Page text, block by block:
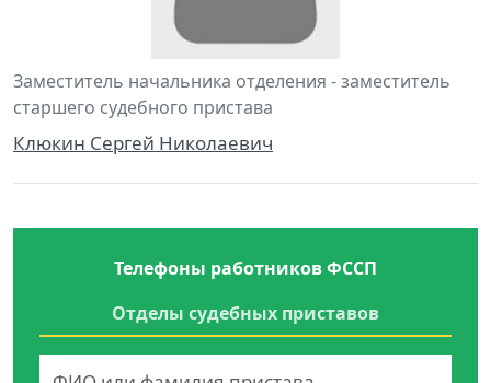
Заместитель начальника отделения - заместитель
старшего судебного пристава
Клюкин Сергей Николаевич
Телефоны работников ФССП
Отделы судебных приставов